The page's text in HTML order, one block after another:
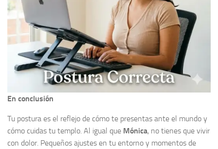
En conclusión
Tu postura es el reflejo de cómo te presentas ante el mundo y
cómo cuidas tu templo. Al igual que Mónica, no tienes que vivir
con dolor. Pequeños ajustes en tu entorno y momentos de